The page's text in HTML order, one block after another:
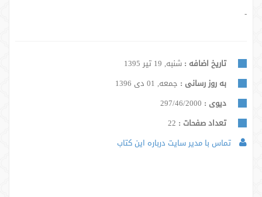
-
تاریخ اضافه : شنبه, 19 تیر 1395
به روز رسانی : جمعه, 01 دی 1396
دیوی : 297/46/2000
تعداد صفحات :
تماس با مدیر سایت درباره این کتاب